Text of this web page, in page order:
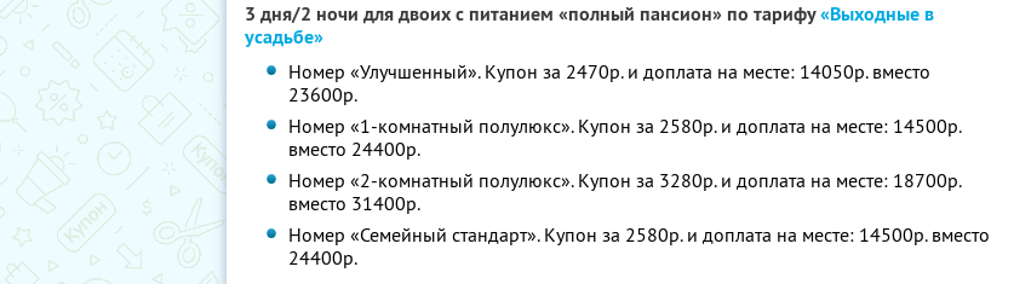
3 дня/2 ночи для двоих с питанием «полный пансион» по тарифу«Выходные в
усадьбе»
Номер «Улучшенный». Купон за 2470р. и доплата на месте: 14050р. вместо
23600р.
Номер «1-комнатный полулюкс». Купон за 2580р. и доплата на месте: 14500р.
вместо 24400р.
Номер «2-комнатный полулюкс». Купон за 3280р. и доплата на месте: 18700р.
вместо 31400р.
Номер «Семейный стандарт». Купон за 2580р. и доплата на месте: 14500р. вместо
24400р.